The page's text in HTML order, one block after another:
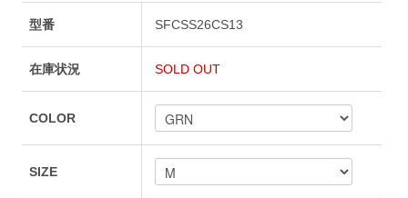
型番 SFCSS26CS13
在庫状況 SOLD OUT
COLOR
SIZE